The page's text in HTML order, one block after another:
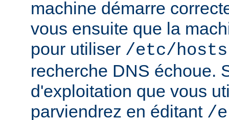
machine démarre
vous ensuite que la
pour utiliser /etc/hosts
recherche DNS échoue.
d'exploitation que vous
parviendrez en éditant /